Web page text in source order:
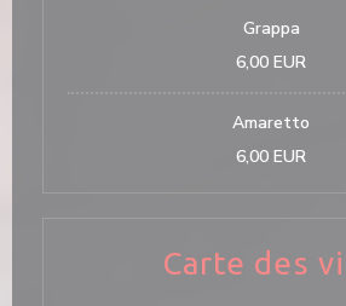
Grappa
6,00 EUR
Amaretto
6,00 EUR
Carte des